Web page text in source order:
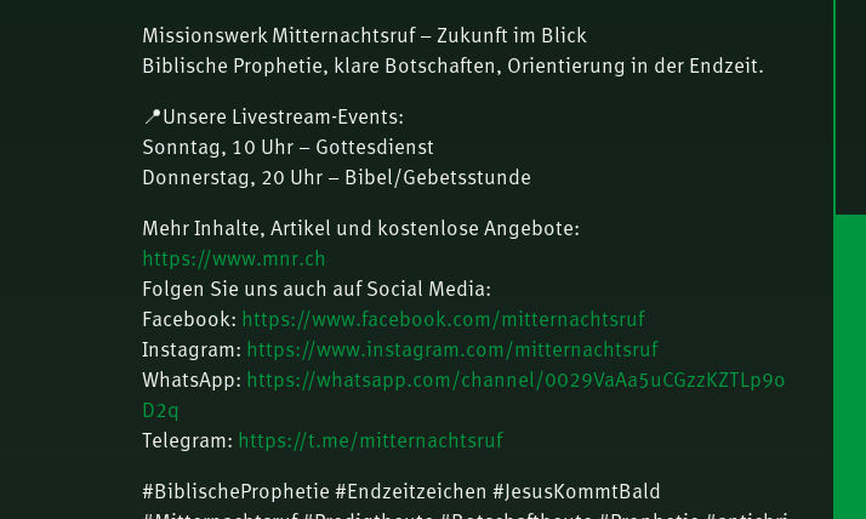
Missionswerk Mitternachtsruf – Zukunft im Blick
Biblische Prophetie, klare Botschaften, Orientierung in der Endzeit.
📍Unsere Livestream-Events:
Sonntag, 10 Uhr – Gottesdienst
Donnerstag, 20 Uhr – Bibel/Gebetsstunde
Mehr Inhalte, Artikel und kostenlose Angebote:
https://www.mnr.ch
Folgen Sie uns auch auf Social Media:
Facebook: https://www.facebook.com/mitternachtsruf
Instagram: https://www.instagram.com/mitternachtsruf
WhatsApp: https://whatsapp.com/channel/0029VaAa5uCGzzKZTLp9o
D2q
Telegram: https://t.me/mitternachtsruf
#BiblischeProphetie #Endzeitzeichen #JesusKommtBald